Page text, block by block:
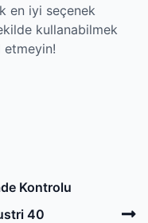
en iyi seçenek
kullanabilmek
etmeyin!
Kontrolu
40